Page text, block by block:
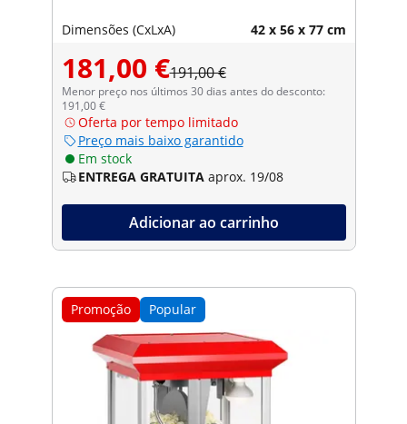
Dimensões (CxLxA) 42 x 56 x 77 cm
181,00 €191,00 €
Menor preço nos últimos 30 dias antes do desconto:
191,00 €
Oferta por tempo limitado
Preço mais baixo garantido
Em stock
ENTREGA GRATUITA aprox. 19/08
Adicionar ao carrinho
Promoção Popular